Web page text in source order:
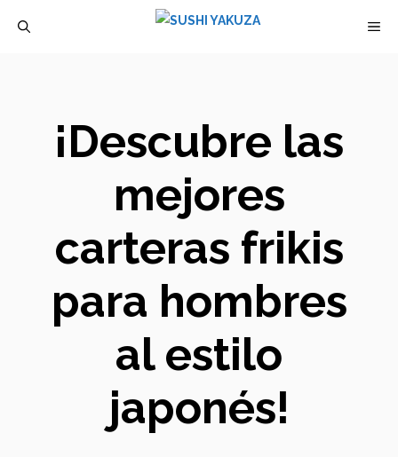
¡Descubre las
mejores
carteras frikis
para hombres
al estilo
japonés!